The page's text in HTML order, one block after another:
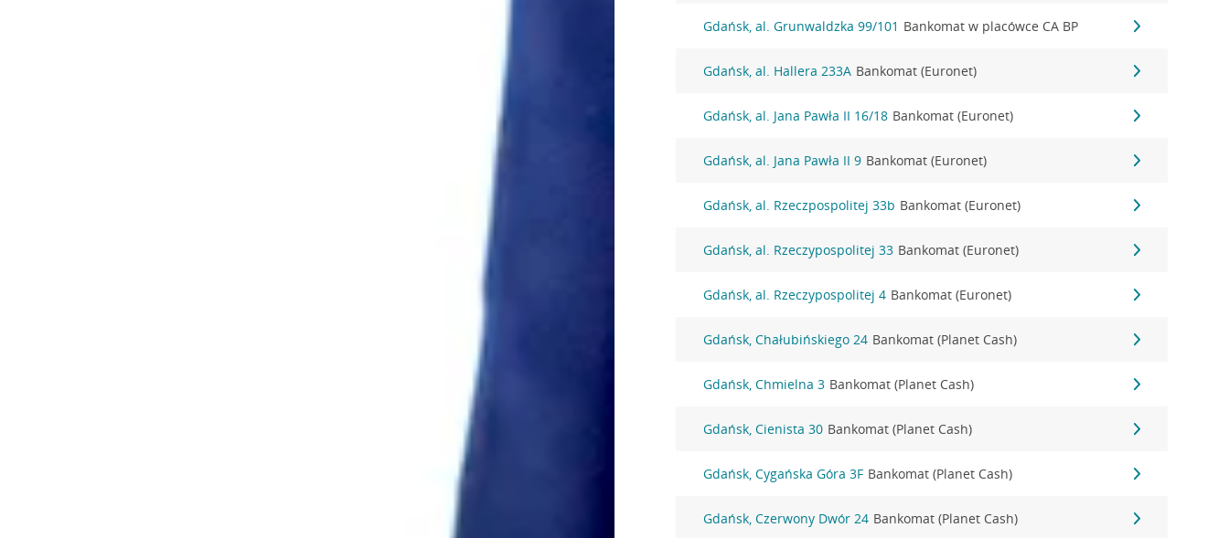
Gdańsk, al. Grunwaldzka 99/101 Bankomat w placówce CA BP
Gdańsk, al. Hallera 233A Bankomat (Euronet)
Gdańsk, al. Jana Pawła II 16/18 Bankomat (Euronet)
Gdańsk, al. Jana Pawła II 9 Bankomat (Euronet)
Gdańsk, al. Rzeczpospolitej 33b Bankomat (Euronet)
Gdańsk, al. Rzeczypospolitej 33 Bankomat (Euronet)
Gdańsk, al. Rzeczypospolitej 4 Bankomat (Euronet)
Gdańsk, Chałubińskiego 24 Bankomat (Planet Cash)
Gdańsk, Chmielna 3 Bankomat (Planet Cash)
Gdańsk, Cienista 30 Bankomat (Planet Cash)
Gdańsk, Cygańska Góra 3F Bankomat (Planet Cash)
Gdańsk, Czerwony Dwór 24 Bankomat (Planet Cash)